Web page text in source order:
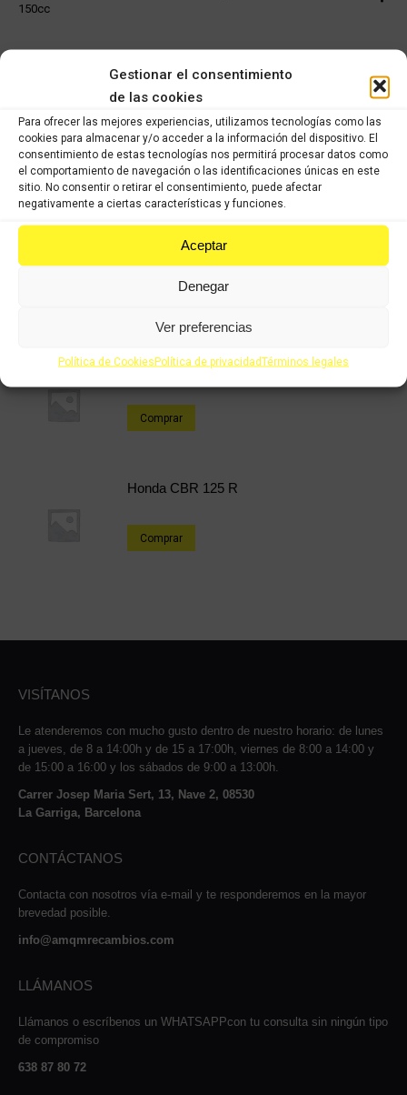
Gestionar el consentimiento
de las cookies
Para ofrecer las mejores experiencias, utilizamos tecnologías como las
cookies para almacenar y/o acceder a la información del dispositivo. El
consentimiento de estas tecnologías nos permitirá procesar datos como
el comportamiento de navegación o las identificaciones únicas en este
sitio. No consentir o retirar el consentimiento, puede afectar
negativamente a ciertas características y funciones.
Aceptar
Denegar
Ver preferencias
Política de CookiesPolítica de privacidadTérminos legales
150cc
on
X
Share
on
Facebook
Share
on
Pinterest
Share
on
LinkedIn
Productos relacionados
Honda X8R 49cc
Honda PS 125cc
Comprar
Honda CBR 125 R
Comprar
VISÍTANOS
Le atenderemos con mucho gusto dentro de nuestro horario: de lunes
a jueves, de 8 a 14:00h y de 15 a 17:00h, viernes de 8:00 a 14:00 y
de 15:00 a 16:00 y los sábados de 9:00 a 13:00h.
Carrer Josep Maria Sert, 13, Nave 2, 08530
La Garriga, Barcelona
CONTÁCTANOS
Contacta con nosotros vía e-mail y te responderemos en la mayor
brevedad posible.
info@amqmrecambios.com
LLÁMANOS
Llámanos o escríbenos un WHATSAPPcon tu consulta sin ningún tipo
de compromiso
638 87 80 72